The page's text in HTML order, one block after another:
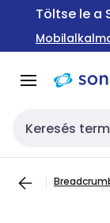
Ugrás aTöltse le a
Keresési